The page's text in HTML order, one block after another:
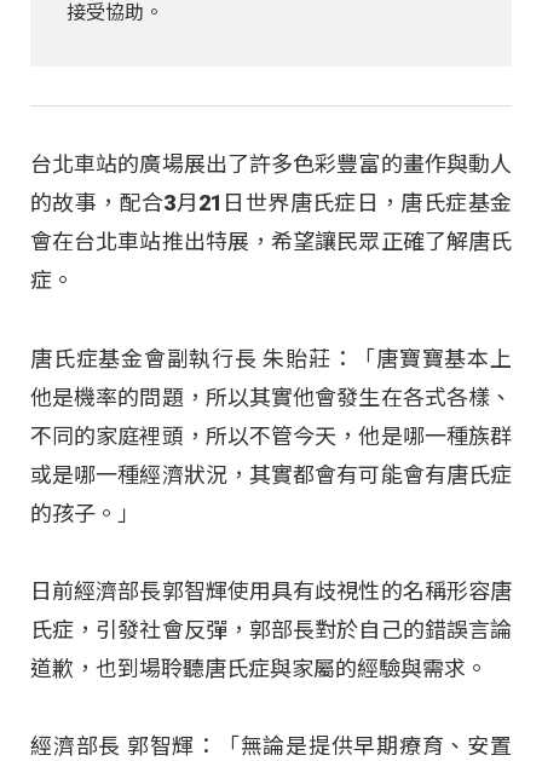
接受協助。
台北車站的廣場展出了許多色彩豐富的畫作與動人
的故事，配合3月21日世界唐氏症日，唐氏症基金
會在台北車站推出特展，希望讓民眾正確了解唐氏
症。
唐氏症基金會副執行長 朱貽莊：「唐寶寶基本上
他是機率的問題，所以其實他會發生在各式各樣、
不同的家庭裡頭，所以不管今天，他是哪一種族群
或是哪一種經濟狀況，其實都會有可能會有唐氏症
的孩子。」
日前經濟部長郭智輝使用具有歧視性的名稱形容唐
氏症，引發社會反彈，郭部長對於自己的錯誤言論
道歉，也到場聆聽唐氏症與家屬的經驗與需求。
經濟部長 郭智輝：「無論是提供早期療育、安置